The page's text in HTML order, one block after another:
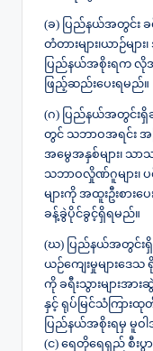
(ခ) ပြည်နယ်အတွင်း ခ
တံတားများ၊ယာဉ်မျ
ပြည်နယ်အစိုးရက လို
ဖြည့်ဆည်းပေးရမည်။
(ဂ) ပြည်နယ်အတွင်းရှိခ
တွင် သဘာဝအရင်း အမ
အမွေအနှစ်များ၊ သာ
သဘာဝလှိုဏ်ဂူများ၊
များကို အထူးဦးစား
ခန့်ခွဲပိုင်ခွင့်ရှိရမည်။
(ဃ) ပြည်နယ်အတွင်းရှိရိုး
ယဉ်ကျေးမှုများဒေ
ကို ခရီးသွားများအာ
နှင့် ရုပ်မြင်သံကြား
ပြည်နယ်အစိုးရမှ မူ
(င) ရေတိုရေရှည် စီးပွ